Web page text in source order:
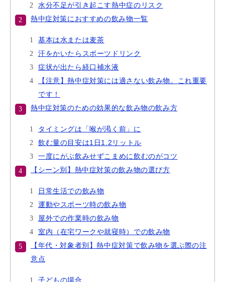
水分不足が引き起こす熱中症のリスク
熱中症対策におすすめの飲み物一覧
基本は水または麦茶
汗をかいたらスポーツドリンク
症状が出たら経口補水液
【注意】熱中症対策には適さない飲み物。これ重要
です！
熱中症対策のための効果的な飲み物の飲み方
タイミングは「喉が渇く前」に
飲む量の目安は1日1.2リットル
一度にがぶ飲みせずこまめに飲むのがコツ
【シーン別】熱中症対策の飲み物の選び方
日常生活での飲み物
運動やスポーツ時の飲み物
屋外での作業時の飲み物
室内（在宅ワークや就寝時）での飲み物
【年代・対象者別】熱中症対策で飲み物を選ぶ際の注
意点
子どもの場合